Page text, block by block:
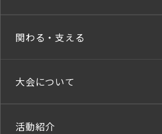
関わる・支える
大会について
活動紹介